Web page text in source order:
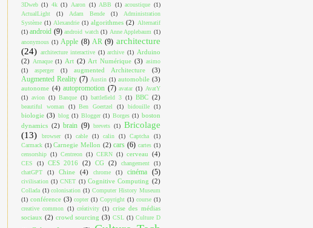
3Dweb (1) 4k (1) Aaron (1) ABB (1) acoustique (1)
ActualLight
(1) Adam Bende (1)
Administration
Système (1) Alexandrie (1) algorithmes (2) Alternatif
(1) android (9) android watch (1) Anne Applebaum (1)
anonymous (1) Apple (8) AR (9) architecture
(24) architecture interactive (1) archive (1) Arduino
(2) Arnaque (1) Art (2) Art Numérique (3) asimo
(1)
asperger (1) augmented Architecture (3)
Augmented Reality (7) Austin (1) automobile (3)
autonome (4) autopromotion (7) avatar (1) AvatY
(1) avion (1) Banque (1) battlefield 3 (1) BBC (2)
beautiful woman (1) Ben Goertzel (1) bidouille (1)
biologie (3) blog (1) Blogger (1) Borges (1) boston
dynamics (2) brain (9) brevets (1) Bricolage
(13)
browser (1) cable (1) calin (1) Captcha
(1)
Carmack (1) Carnegie Mellon (2) cars (6) cartes (1)
censorship (1) Centreon (1) CERN (1) cerveau (4)
CES (1) CES 2016 (2) CG (2) changement
(1)
chatGPT
(1) Chine (4) chrome (1) cinéma (5)
civilisation (1) CNET (1) Cognitive Computing (2)
Collada (1) colonisation (1) Computer History Museum
(1) conférence (3) copter (1) Copyright (1) course (1)
creative common (1) créativity (1) crise des médias
sociaux (2) crowd sourcing (3) CSL (1) Culture D